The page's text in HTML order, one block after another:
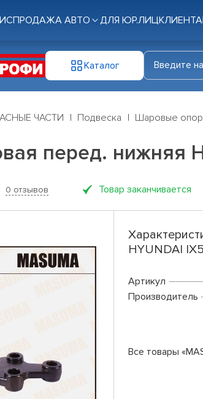
ПРОДАЖА АВТО ДЛЯ ЮР.ЛИЦ
Каталог
ЧАСТИ Подвеска Шаровые
перед. нижняя
0 отзывов Товар заканчивается
HYUNDAI
Артикул
Производитель
Все товары